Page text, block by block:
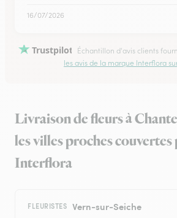
16/07/2026
Trustpilot Échantillon d'avis clients
les avis de la marque Interflora
Livraison de fleurs à
les villes proches couvertes
Interflora
FLEURISTES Vern-sur-Seiche